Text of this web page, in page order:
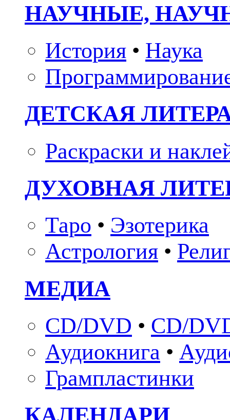
НАУЧНЫЕ,
История • Наука
ДЕТСКАЯ
Раскраски и
ДУХОВНАЯ
Таро • Эзотерика
Астрология •
МЕДИА
CD/DVD • CD/
Аудиокнига •
Грампластинки